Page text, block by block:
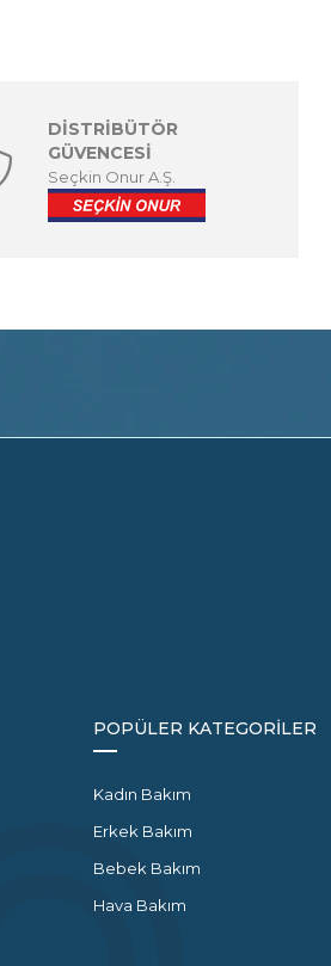
DİSTRİBÜTÖR
GÜVENCESİ
Seçkin Onur A.Ş.
POPÜLER KATEGORİLER
Kadın Bakım
Erkek Bakım
Bebek Bakım
Hava Bakım